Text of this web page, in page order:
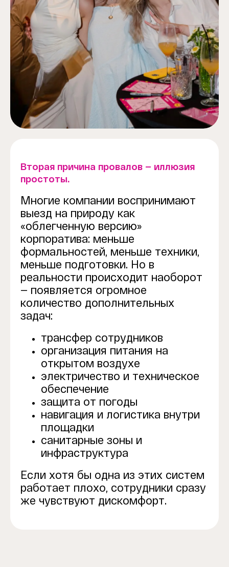
Вторая причина провалов — иллюзия
простоты.
Многие компании воспринимают
выезд на природу как
«облегченную версию»
корпоратива: меньше
формальностей, меньше техники,
меньше подготовки. Но в
реальности происходит наоборот
— появляется огромное
количество дополнительных
задач:
трансфер сотрудников
организация питания на
открытом воздухе
электричество и техническое
обеспечение
защита от погоды
навигация и логистика внутри
площадки
санитарные зоны и
инфраструктура
Если хотя бы одна из этих систем
работает плохо, сотрудники сразу
же чувствуют дискомфорт.